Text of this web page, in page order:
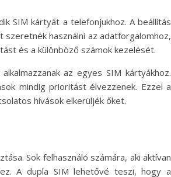
SIM kártyát a telefonjukhoz. A beállítás
szeretnék használni az adatforgalomhoz,
és a különböző számok kezelését.
az egyes SIM kártyákhoz.
mindig prioritást élvezzenek. Ezzel a
hívások elkerüljék őket.
Sok felhasználó számára, aki aktívan
A dupla SIM lehetővé teszi, hogy a